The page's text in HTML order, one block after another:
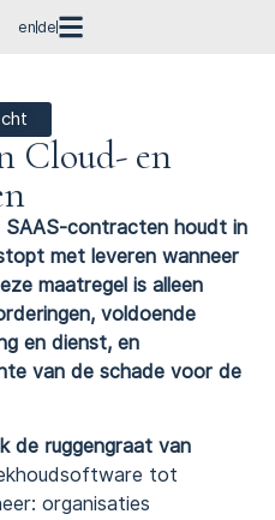
en de
Cloud- en
contracten houdt in
met leveren wanneer
maatregel is alleen
voldoende
en dienst, en
van de schade voor de
de ruggengraat van
tot
organisaties